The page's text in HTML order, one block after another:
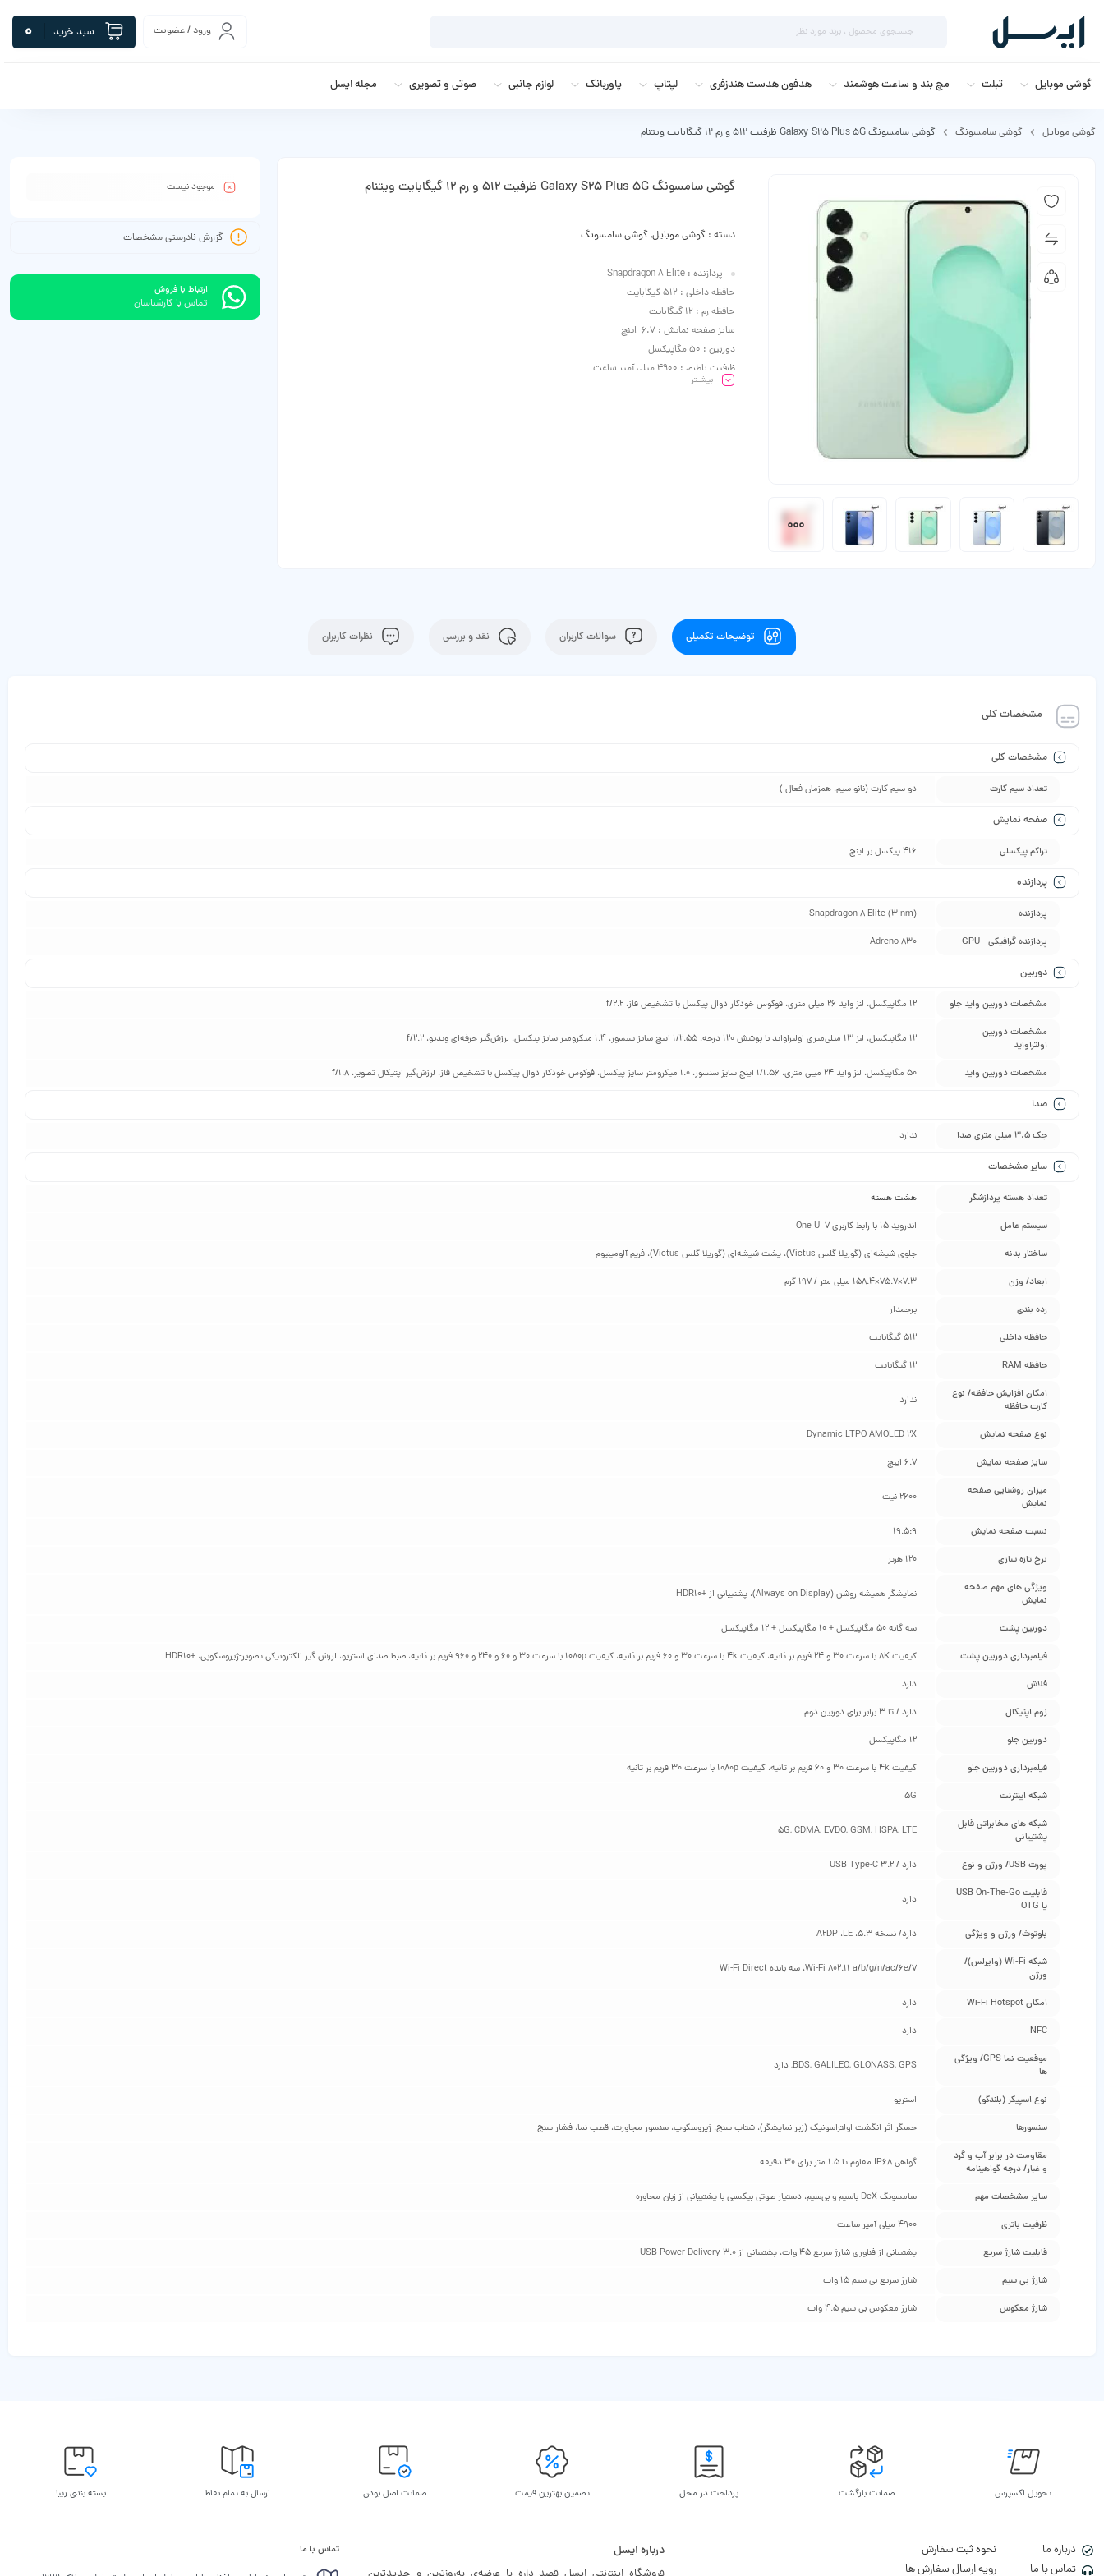
ورود / عضویت سبد خرید 0
گوشی موبایل تبلت مچ بند و ساعت هوشمند هدفون هدست هندزفری لپتاپ پاوربانک لوازم جانبی صوتی و تصویری مجله ایسل
گوشی موبایل گوشی سامسونگ گوشی سامسونگ Galaxy S25 Plus 5G ظرفیت 512 و رم 12 گیگابایت ویتنام
گوشی سامسونگ Galaxy S25 Plus 5G ظرفیت 512 و رم 12 گیگابایت ویتنام
دسته : گوشی موبایل,گوشی سامسونگ
پردازنده : Snapdragon 8 Elite
حافظه داخلی : 512 گیگابایت
حافظه رم : 12 گیگابایت
سایز صفحه نمایش : 6.7 اینچ
دوربین : 50 مگاپیکسل
ظرفیت باطری : 4900 میلی آمپر ساعت
بیشـتر
موجود نیست
گزارش نادرستی مشخصات
ارتباط با فروش
تماس با کارشناسان
توضیحات تکمیلی سوالات کاربران نقد و بررسی نظرات کاربران
مشخصات کلی
مشخصات کلی
تعداد سیم کارت دو سیم کارت (نانو سیم، همزمان فعال )
صفحه نمایش
تراکم پیکسلی 416 پیکسل بر اینچ
پردازنده
پردازنده Snapdragon 8 Elite (3 nm)
پردازنده گرافیکی - GPU Adreno 830
دوربین
مشخصات دوربین واید جلو 12 مگاپیکسل، لنز واید 26 میلی‌ متری، فوکوس خودکار دوال پیکسل با تشخیص فاز، f/2.2
مشخصات دوربین
اولتراواید
12 مگاپیکسل، لنز 13 میلی‌متری اولتراواید با پوشش 120 درجه، 1/2.55 اینچ سایز سنسور، 1.4 میکرومتر سایز پیکسل، لرزش‌گیر حرفه‌ای ویدیو، f/2.2
مشخصات دوربین واید 50 مگاپیکسل، لنز واید 24 میلی متری، 1/1.56 اینچ سایز سنسور، 1.0 میکرومتر سایز پیکسل، فوکوس خودکار دوال پیکسل با تشخیص فاز، لرزش‌گیر اپتیکال تصویر، f/1.8
صدا
جک 3.5 میلی متری صدا ندارد
سایر مشخصات
تعداد هسته پردازشگر هشت هسته
سیستم عامل اندروید 15 با رابط کاربری One UI 7
ساختار بدنه جلوی شیشه‌ای (گوریلا گلس Victus)، پشت شیشه‌ای (گوریلا گلس Victus)، فریم آلومینیوم
ابعاد/ وزن 7.3×75.7×158.4 میلی متر / 197 گرم
رده بندی پرچمدار
حافظه داخلی 512 گیگابایت
حافظه RAM 12 گیگابایت
امکان افزایش حافظه/ نوع
کارت حافظه
ندارد
نوع صفحه نمایش Dynamic LTPO AMOLED 2X
سایز صفحه نمایش 6.7 اینچ
میزان روشنایی صفحه
نمایش
2600 نیت
نسبت صفحه نمایش 19.5:9
نرخ تازه‌ سازی 120 هرتز
ویژگی‌ های مهم صفحه
نمایش
نمایشگر همیشه روشن (Always on Display)، پشتیبانی از +HDR10
دوربین پشت سه گانه 50 مگاپیکسل + 10 مگاپیکسل + 12 مگاپیکسل
فیلمبرداری دوربین پشت کیفیت 8K با سرعت 30 و 24 فریم بر ثانیه، کیفیت 4k با سرعت 30 و 60 فریم بر ثانیه، کیفیت 1080p با سرعت 30 و 60 و 240 و 960 فریم بر ثانیه، ضبط صدای استریو، لرزش‌ گیر الکترونیکی تصویر-ژیروسکوپی، +HDR10
فلاش دارد
زوم اپتیکال دارد / تا 3 برابر برای دوربین دوم
دوربین جلو 12 مگاپیکسل
فیلمبرداری دوربین جلو کیفیت 4k با سرعت 30 و 60 فریم بر ثانیه، کیفیت 1080p با سرعت 30 فریم بر ثانیه
شبکه اینترنت 5G
شبکه‌ های مخابراتی قابل
پشتیبانی
5G, CDMA, EVDO, GSM, HSPA, LTE
پورت USB/ ورژن و نوع دارد / USB Type-C 3.2
قابلیت USB On-The-Go
یا OTG
دارد
بلوتوث/ ورژن و ویژگی دارد/ نسخه 5.3، A2DP ،LE
شبکه Wi-Fi (وایرلس)/
ورژن
Wi-Fi 802.11 a/b/g/n/ac/6e/7، سه بانده Wi-Fi Direct
امکان Wi-Fi Hotspot دارد
NFC دارد
موقعیت‌ نما GPS/ ویژگی‌
ها
BDS, GALILEO, GLONASS, GPS, دارد
نوع اسپیکر (بلندگو) استریو
سنسورها حسگر اثر انگشت اولتراسونیک (زیر نمایشگر)، شتاب‌ سنج، ژیروسکوپ، سنسور مجاورت، قطب‌ نما، فشار سنج
مقاومت در برابر آب و گرد
و غبار/ درجه گواهینامه
گواهی IP68 مقاوم تا 1.5 متر برای 30 دقیقه
سایر مشخصات مهم سامسونگ DeX باسیم و بی‌سیم، دستیار صوتی بیکسبی با پشتیبانی از زبان محاوره
ظرفیت باتری 4900 میلی آمپر ساعت
قابلیت شارژ سریع پشتیبانی از فناوری شارژ سریع 45 وات، پشتیبانی از USB Power Delivery 3.0
شارژ بی‌ سیم شارژ سریع بی‌ سیم 15 وات
شارژ معکوس شارژ معکوس بی‌ سیم 4.5 وات
تحویل اکسپرس ضمانت بازگشت پرداخت در محل تضمین بهترین قیمت ضمانت اصل بودن ارسال به تمام نقاط بسته بندی زیبا
درباره ما
تماس با ما
نحوه ثبت سفارش
رویه ارسال سفارش ها
درباره ایسل تماس با ما